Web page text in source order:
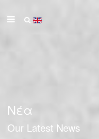
Νέα
Our Latest News